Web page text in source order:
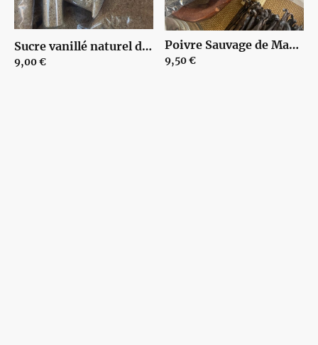
Sucre vanillé naturel de Madagascar 125 g en sachet | 00026
9,00 €
Poivre Sauvage de Madagascar | 00090
9,50 €